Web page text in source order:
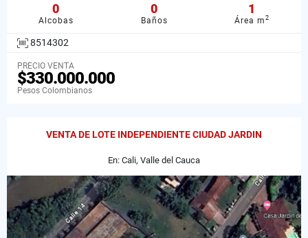
0
Alcobas
0
Baños
1
Área m2
8514302
PRECIO VENTA
$330.000.000
Pesos Colombianos
VENTA DE LOTE INDEPENDIENTE CIUDAD JARDIN
En: Cali, Valle del Cauca